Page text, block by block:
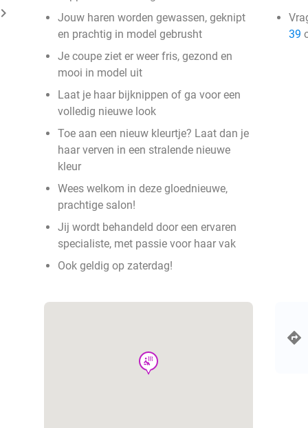
keyboard_arrow_right
Jouw haren worden gewassen, geknipt
en prachtig in model gebrusht
Je coupe ziet er weer fris, gezond en
mooi in model uit
Laat je haar bijknippen of ga voor een
volledig nieuwe look
Toe aan een nieuw kleurtje? Laat dan je
haar verven in een stralende nieuwe
kleur
Wees welkom in deze gloednieuwe,
prachtige salon!
Jij wordt behandeld door een ervaren
specialiste, met passie voor haar vak
Ook geldig op zaterdag!
39
wellness